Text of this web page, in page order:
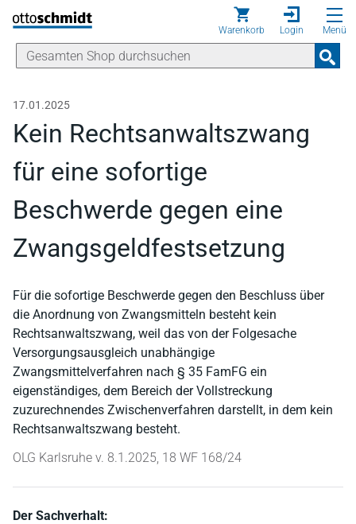
Direkt zum Inhalt
Warenkorb Login Menü
17.01.2025
Kein Rechtsanwaltszwang
für eine sofortige
Beschwerde gegen eine
Zwangsgeldfestsetzung
Für die sofortige Beschwerde gegen den Beschluss über
die Anordnung von Zwangsmitteln besteht kein
Rechtsanwaltszwang, weil das von der Folgesache
Versorgungsausgleich unabhängige
Zwangsmittelverfahren nach § 35 FamFG ein
eigenständiges, dem Bereich der Vollstreckung
zuzurechnendes Zwischenverfahren darstellt, in dem kein
Rechtsanwaltszwang besteht.
OLG Karlsruhe v. 8.1.2025, 18 WF 168/24
Der Sachverhalt: